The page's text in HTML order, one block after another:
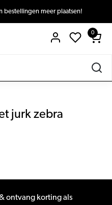
bestellingen meer plaatsen!
0
jurk zebra
ontvang korting als